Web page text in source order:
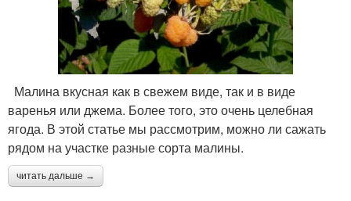
Малина вкусная как в свежем виде, так и в виде
варенья или джема. Более того, это очень целебная
ягода. В этой статье мы рассмотрим, можно ли сажать
рядом на участке разные сорта малины.
читать дальше →